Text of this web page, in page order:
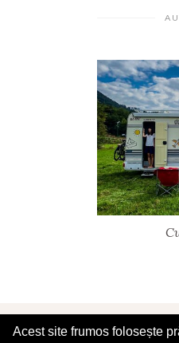
© 2025 În
Acest site frumos folosește